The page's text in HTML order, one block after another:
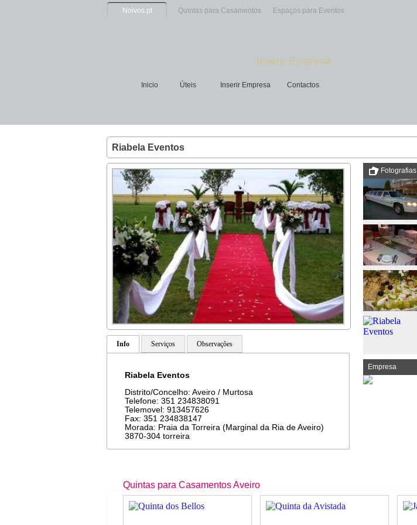
Inserir Empresa
Inicio Úteis Inserir Empresa Contactos
Noivos.pt Quintas para Casamentos Espaços para Eventos
Riabela Eventos
Info Serviços Observações
Riabela Eventos
Distrito/Concelho: Aveiro / Murtosa
Telefone: 351 234838091
Telemovel: 913457626
Fax: 351 234838147
Morada: Praia da Torreira (Marginal da Ria de Aveiro)
3870-304 torreira
Fotografias
Empresa
Quintas para Casamentos Aveiro